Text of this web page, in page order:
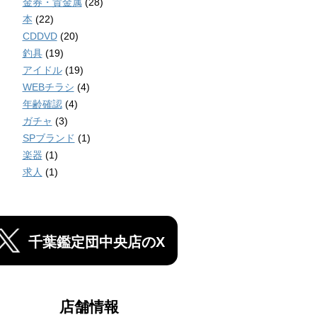
本 (22)
CDDVD(20)
釣具(19)
アイドル(19)
WEBチラシ (4)
年齢確認(4)
ガチャ (3)
SPブランド (1)
楽器 (1)
求人 (1)
千葉鑑定団中央店のX
店舗情報